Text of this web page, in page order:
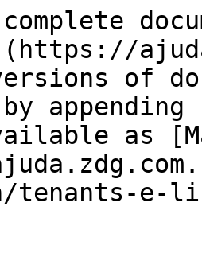
of
as
tenants-e-